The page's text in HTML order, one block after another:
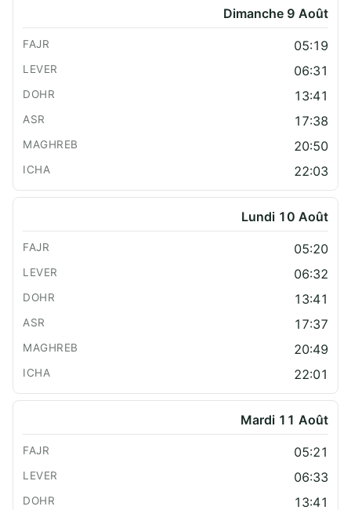
Dimanche 9 Août
05:19
06:31
13:41
17:38
20:50
22:03
Lundi 10 Août
05:20
06:32
13:41
17:37
20:49
22:01
Mardi 11 Août
05:21
06:33
13:41